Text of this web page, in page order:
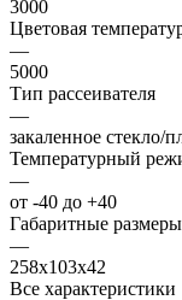
3000
Цветовая
—
5000
Тип рассеивателя
—
закаленное стекло/
Температурный
—
от -40 до +40
Габаритные
—
258х103х42
Все характеристики